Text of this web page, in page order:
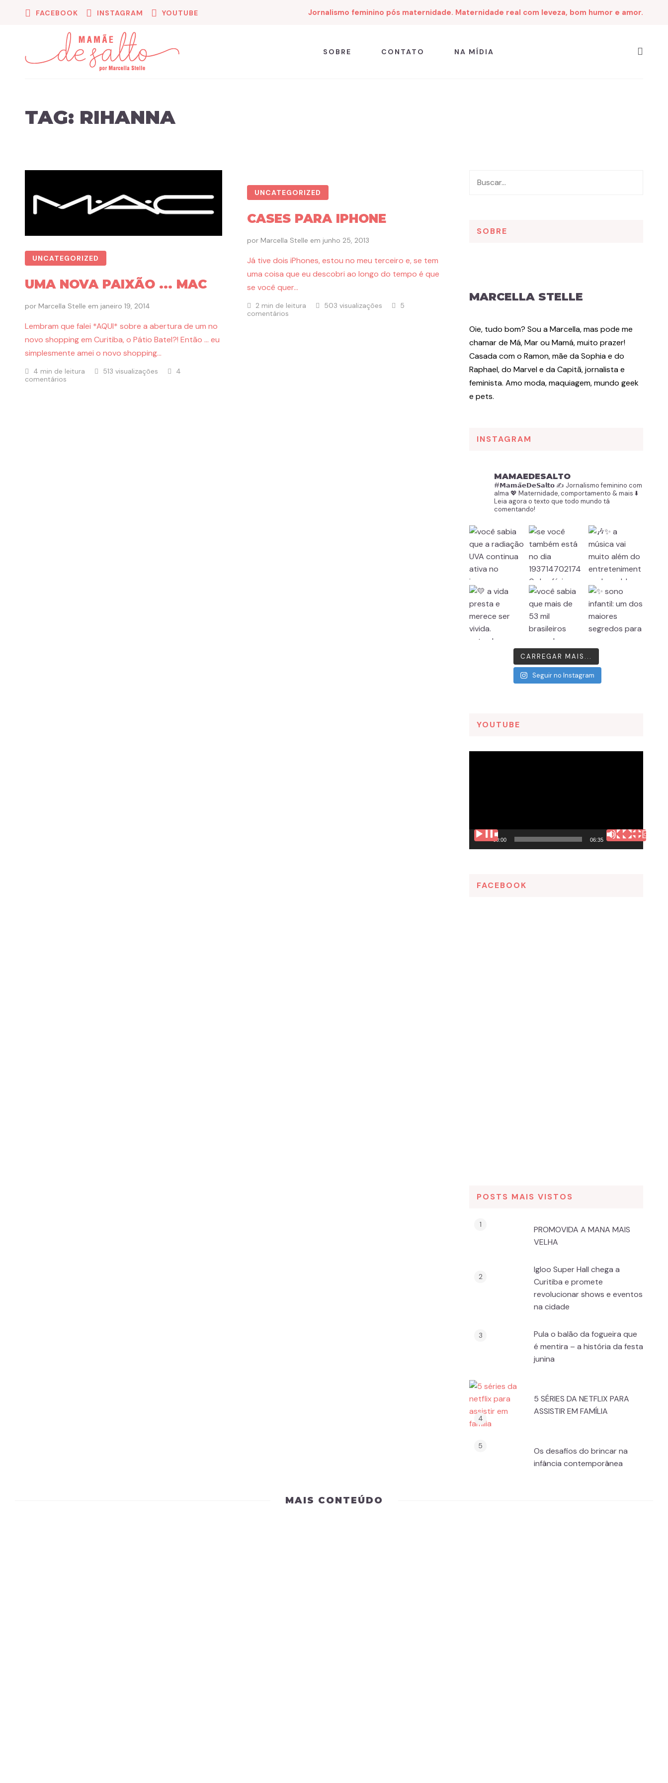
FACEBOOK INSTAGRAM YOUTUBE Jornalismo feminino pós maternidade. Maternidade real com leveza, bom humor e amor.
SOBRE CONTATO NA MÍDIA
TAG: RIHANNA
UNCATEGORIZED
UMA NOVA PAIXÃO ... MAC
por Marcella Stelle em janeiro 19, 2014
Lembram que falei *AQUI* sobre a abertura de um no
novo shopping em Curitiba, o Pátio Batel?! Então … eu
simplesmente amei o novo shopping…
4 min de leitura 513 visualizações
4
comentários
UNCATEGORIZED
CASES PARA IPHONE
por Marcella Stelle em junho 25, 2013
Já tive dois iPhones, estou no meu terceiro e, se tem
uma coisa que eu descobri ao longo do tempo é que
se você quer…
2 min de leitura 503 visualizações
5
comentários
SOBRE
MARCELLA STELLE
Oie, tudo bom? Sou a Marcella, mas pode me
chamar de Má, Mar ou Mamá, muito prazer!
Casada com o Ramon, mãe da Sophia e do
Raphael, do Marvel e da Capitã, jornalista e
feminista. Amo moda, maquiagem, mundo geek
e pets.
INSTAGRAM
MAMAEDESALTO
#𝗠𝗮𝗺𝗮̃𝗲𝗗𝗲𝗦𝗮𝗹𝘁𝗼 ✍️ Jornalismo feminino com
alma 💖 Maternidade, comportamento & mais ⬇️
Leia agora o texto que todo mundo tá
comentando!
CARREGAR MAIS...
Seguir no Instagram
YOUTUBE
00:00 06:35
FACEBOOK
POSTS MAIS VISTOS
PROMOVIDA A MANA MAIS
VELHA
Igloo Super Hall chega a
Curitiba e promete
revolucionar shows e eventos
na cidade
Pula o balão da fogueira que
é mentira – a história da festa
junina
5 SÉRIES DA NETFLIX PARA
ASSISTIR EM FAMÍLIA
Os desafios do brincar na
infância contemporânea
MAIS CONTEÚDO